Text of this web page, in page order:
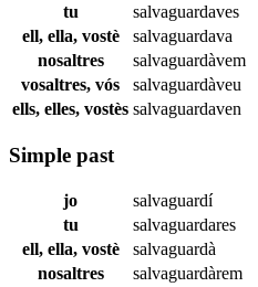
tu
salvaguardaves
ell, ella, vostè
salvaguardava
nosaltres
salvaguardàvem
vosaltres, vós
salvaguardàveu
ells, elles, vostès salvaguardaven
Simple past
jo
salvaguardí
tu
salvaguardares
ell, ella, vostè
salvaguardà
nosaltres
salvaguardàrem